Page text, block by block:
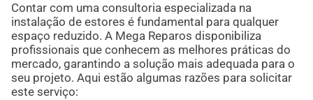
Contar com uma consultoria especializada na
instalação de estores é fundamental para qualquer
espaço reduzido. A Mega Reparos disponibiliza
profissionais que conhecem as melhores práticas do
mercado, garantindo a solução mais adequada para o
seu projeto. Aqui estão algumas razões para solicitar
este serviço: